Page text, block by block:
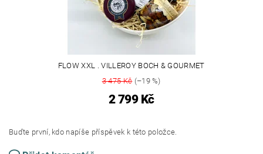
FLOW XXL . VILLEROY BOCH & GOURMET
3 475 Kč(–19 %)
2 799 Kč
Buďte první, kdo napíše příspěvek k této položce.